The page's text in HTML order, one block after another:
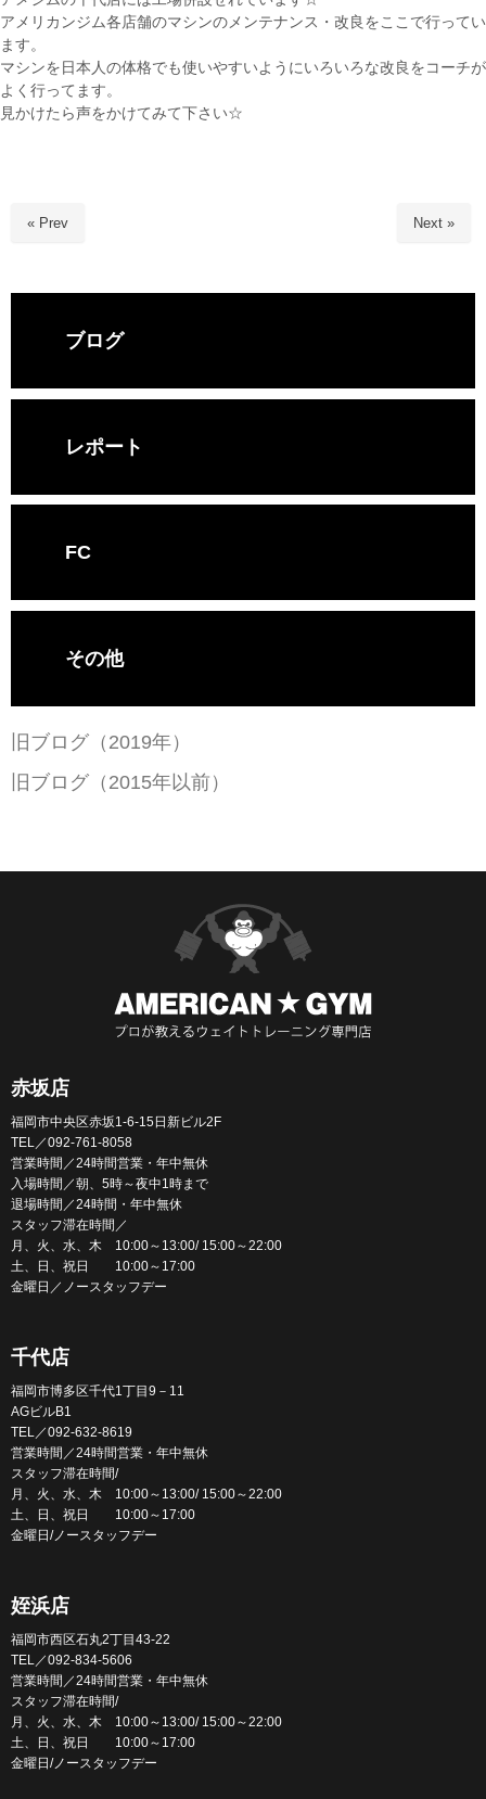
アメリカンジム各店舗のマシンのメンテナンス・改良をここで行ってい
ます。
マシンを日本人の体格でも使いやすいようにいろいろな改良をコーチが
よく行ってます。
見かけたら声をかけてみて下さい☆
« Prev Next »
ブログ
レポート
FC
その他
旧ブログ（2019年）
旧ブログ（2015年以前）
赤坂店
福岡市中央区赤坂1-6-15日新ビル2F
TEL／092-761-8058
営業時間／24時間営業・年中無休
入場時間／朝、5時～夜中1時まで
退場時間／24時間・年中無休
スタッフ滞在時間／
月、火、水、木 10:00～13:00/ 15:00～22:00
土、日、祝日 10:00～17:00
金曜日／ノースタッフデー
千代店
福岡市博多区千代1丁目9－11
AGビルB1
TEL／092-632-8619
営業時間／24時間営業・年中無休
スタッフ滞在時間/
月、火、水、木 10:00～13:00/ 15:00～22:00
土、日、祝日 10:00～17:00
金曜日/ノースタッフデー
姪浜店
福岡市西区石丸2丁目43-22
TEL／092-834-5606
営業時間／24時間営業・年中無休
スタッフ滞在時間/
月、火、水、木 10:00～13:00/ 15:00～22:00
土、日、祝日 10:00～17:00
金曜日/ノースタッフデー